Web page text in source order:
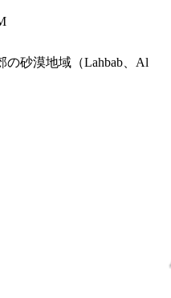
の砂漠地域（Lahbab、Al